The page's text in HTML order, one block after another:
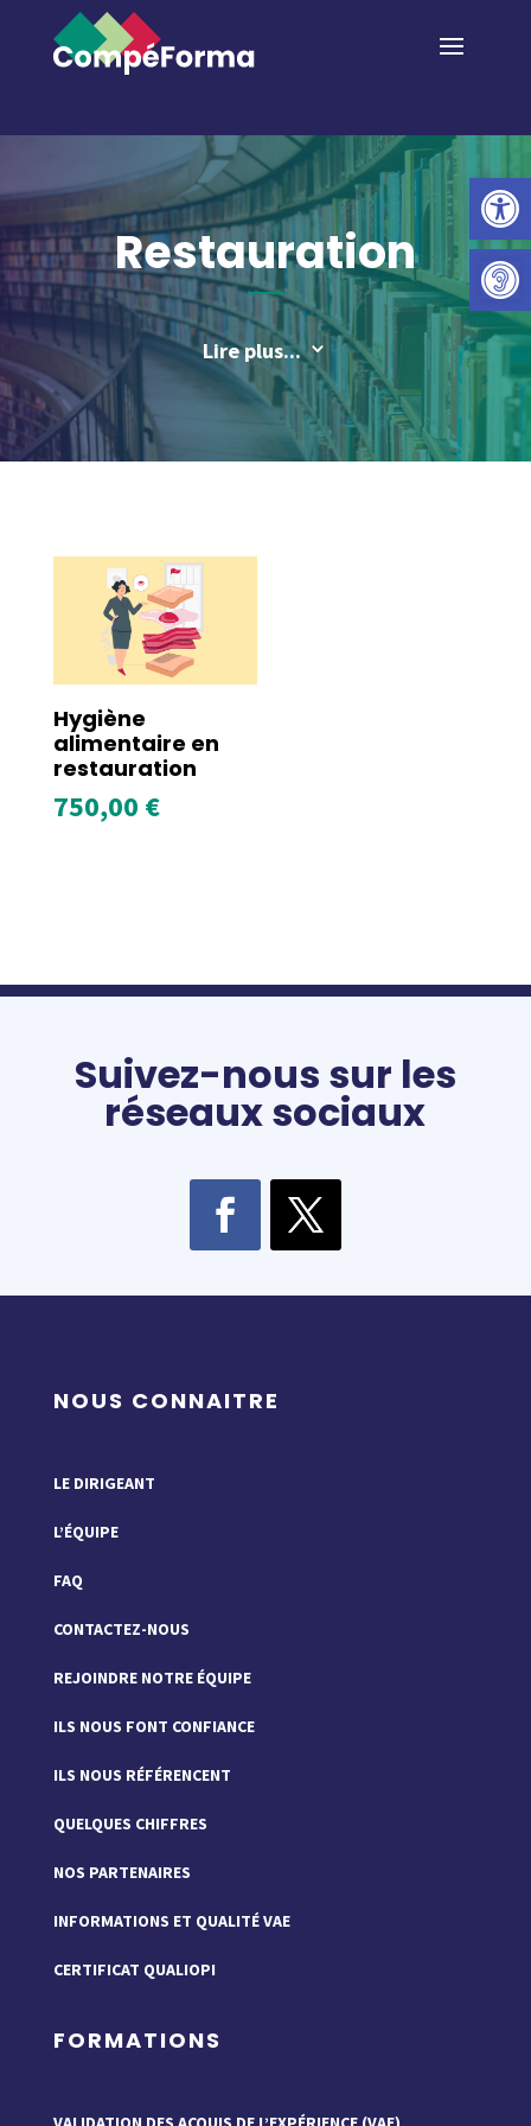
Ouvrir
Restauration
Lire plus...3
Hygiène
alimentaire en
restauration
750,00 €
Suivez-nous sur les
réseaux sociaux
NOUS CONNAITRE
LE DIRIGEANT
L’ÉQUIPE
FAQ
CONTACTEZ-NOUS
REJOINDRE NOTRE ÉQUIPE
ILS NOUS FONT CONFIANCE
ILS NOUS RÉFÉRENCENT
QUELQUES CHIFFRES
NOS PARTENAIRES
INFORMATIONS ET QUALITÉ VAE
CERTIFICAT QUALIOPI
FORMATIONS